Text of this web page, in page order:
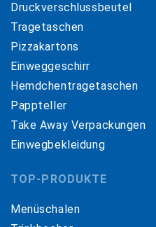
Druckverschlussbeutel
Tragetaschen
Pizzakartons
Einweggeschirr
Hemdchentragetaschen
Pappteller
Take Away Verpackungen
Einwegbekleidung
TOP-PRODUKTE
Menüschalen